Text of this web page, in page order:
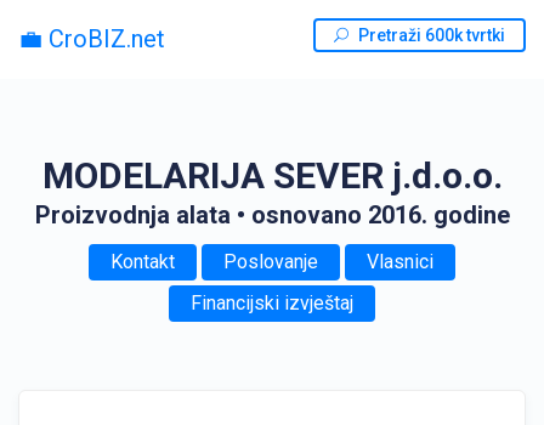
💼 CroBIZ.net Pretraži 600k tvrtki
MODELARIJA SEVER j.d.o.o.
Proizvodnja alata • osnovano 2016. godine
Kontakt Poslovanje
Vlasnici
Financijski izvještaj